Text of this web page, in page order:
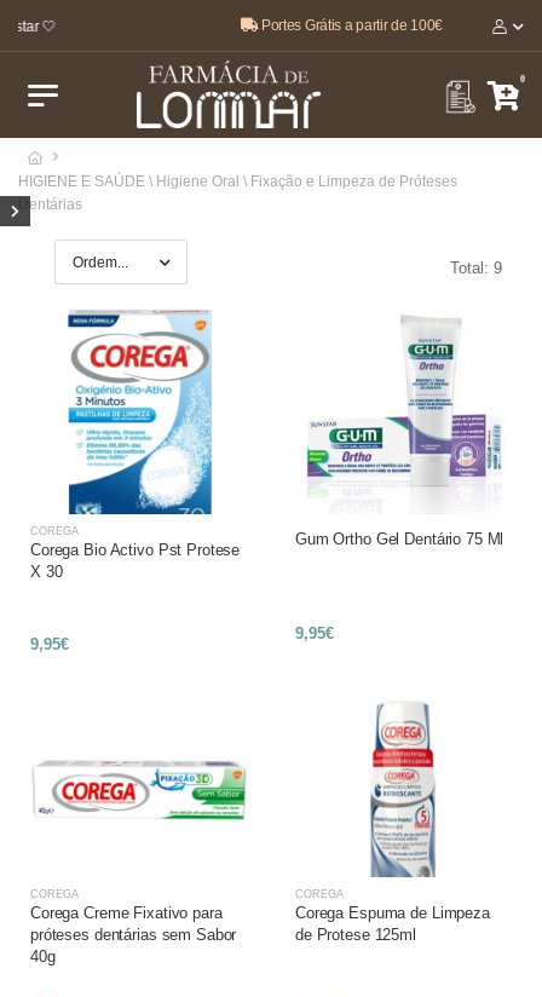
🤍 Portes Grátis a partir de 100€
0
HIGIENE E SAÚDE \ Higiene Oral \ Fixação e Limpeza de Próteses
Dentárias
Total: 9
COREGA
Corega Bio Activo Pst Protese
X 30
9,95€
Gum Ortho Gel Dentário 75 Ml
9,95€
COREGA
Corega Creme Fixativo para
próteses dentárias sem Sabor
40g
COREGA
Corega Espuma de Limpeza
de Protese 125ml